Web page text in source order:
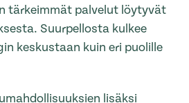
tärkeimmät palvelut löytyvät
Suurpellosta kulkee
keskustaan kuin eri puolille
lisäksi